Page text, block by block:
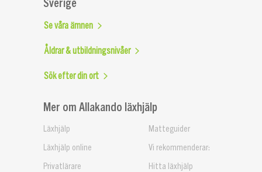
Mer om Allakando läxhjälp
Läxhjälp
Läxhjälp online
Privatlärare
Matteguider
Vi rekommenderar:
Hitta läxhjälp
Se våra ämnen
Åldrar & utbildningsnivåer
Sök efter din ort